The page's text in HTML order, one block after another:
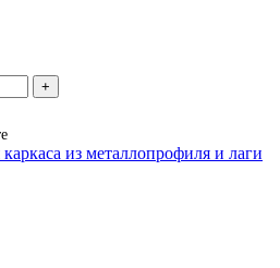
+
из металлопрофиля и лаги